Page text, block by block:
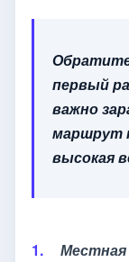
первый
важно
маршрут
высокая
Местная